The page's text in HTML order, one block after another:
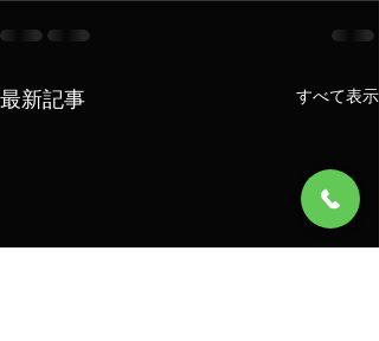
最新記事 すべて表示